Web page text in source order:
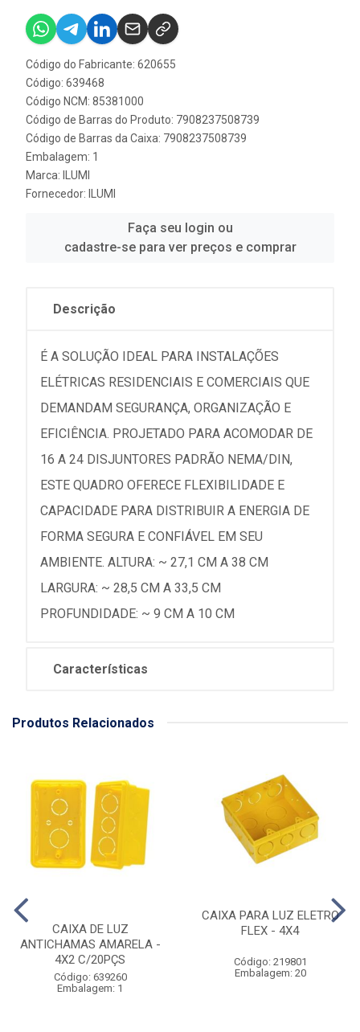
Código do Fabricante: 620655
Código: 639468
Código NCM: 85381000
Código de Barras do Produto: 7908237508739
Código de Barras da Caixa: 7908237508739
Embalagem: 1
Marca:
ILUMI
Fornecedor:
ILUMI
Faça seu login ou
cadastre-se para ver preços e comprar
Descrição
É A SOLUÇÃO IDEAL PARA INSTALAÇÕES
ELÉTRICAS RESIDENCIAIS E COMERCIAIS QUE
DEMANDAM SEGURANÇA, ORGANIZAÇÃO E
EFICIÊNCIA. PROJETADO PARA ACOMODAR DE
16 A 24 DISJUNTORES PADRÃO NEMA/DIN,
ESTE QUADRO OFERECE FLEXIBILIDADE E
CAPACIDADE PARA DISTRIBUIR A ENERGIA DE
FORMA SEGURA E CONFIÁVEL EM SEU
AMBIENTE. ALTURA: ~ 27,1 CM A 38 CM
LARGURA: ~ 28,5 CM A 33,5 CM
PROFUNDIDADE: ~ 9 CM A 10 CM
Características
Produtos Relacionados
CAIXA DE LUZ
ANTICHAMAS AMARELA -
4X2 C/20PÇS
Código: 639260
Embalagem: 1
CAIXA PARA LUZ ELETRO
FLEX - 4X4
Código: 219801
Embalagem: 20